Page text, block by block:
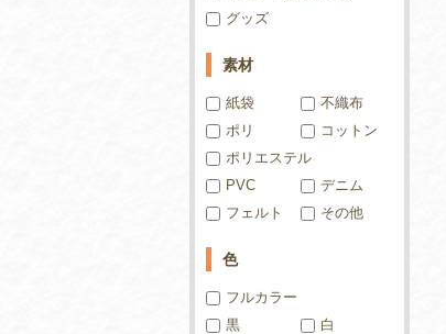
グッズ
素材
紙袋
不織布
ポリ
コットン
ポリエステル
PVC
デニム
フェルト
その他
色
フルカラー
黒
白